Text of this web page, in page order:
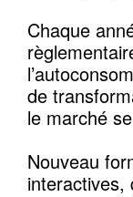
Chaque
de
le marché
Nouveau
interactives,